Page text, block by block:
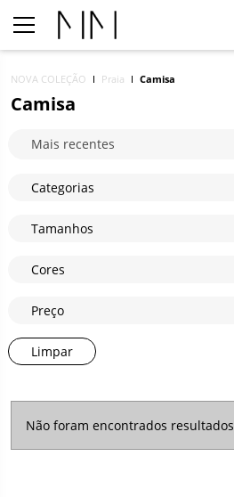
NOVA COLEÇÃO Praia Camisa
Camisa
Categorias
Tamanhos
Cores
Preço
Limpar
Mais recentes
Não foram encontrados resultados